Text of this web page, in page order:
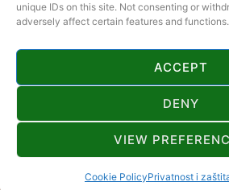
unique IDs on this site. Not consenting or
adversely affect certain features and functions.
ACCEPT
DENY
VIEW
Cookie PolicyPrivatnost i
© 2022 Tourist board Gorski kotar. All rights